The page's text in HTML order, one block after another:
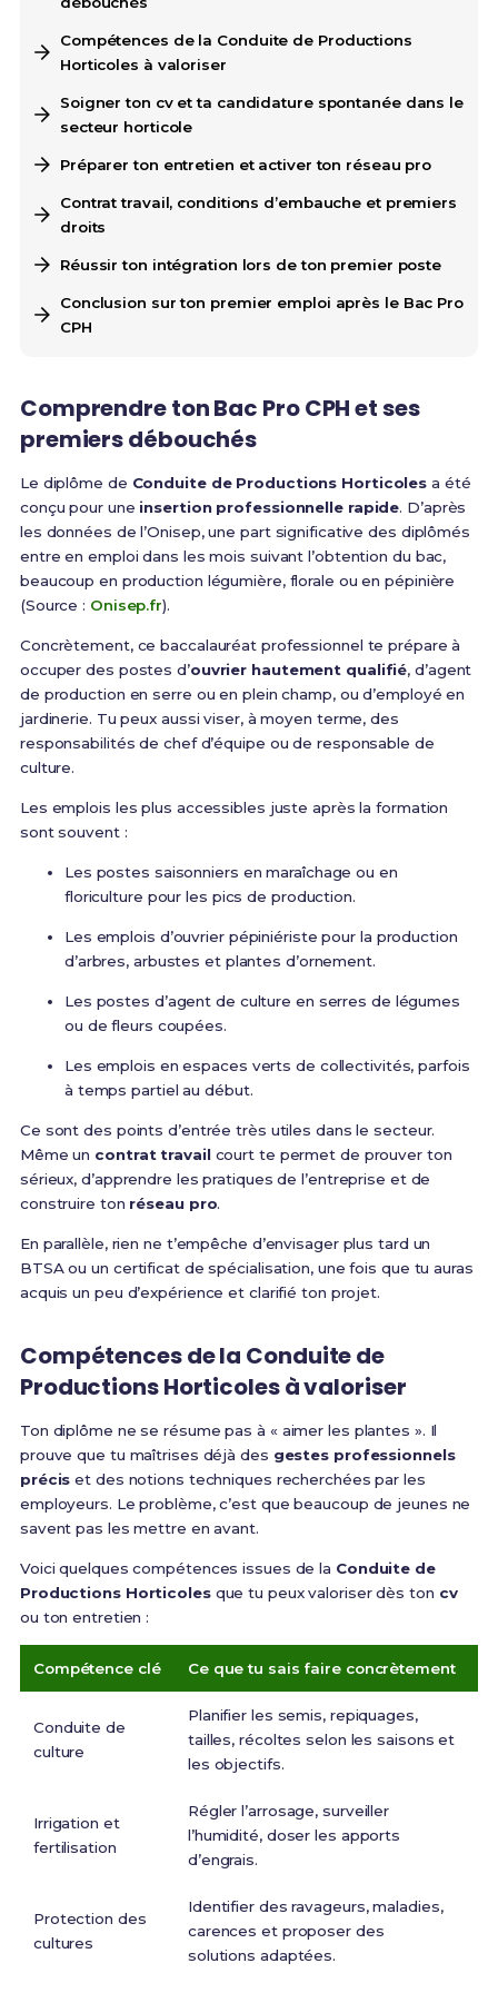
Compétences de la Conduite de Productions
Horticoles à valoriser
Soigner ton cv et ta candidature spontanée dans le
secteur horticole
Préparer ton entretien et activer ton réseau pro
Contrat travail, conditions d’embauche et premiers
droits
Réussir ton intégration lors de ton premier poste
Conclusion sur ton premier emploi après le Bac Pro
CPH
Comprendre ton Bac Pro CPH et ses
premiers débouchés
Le diplôme de Conduite de Productions Horticoles a été
conçu pour une insertion professionnelle rapide. D’après
les données de l’Onisep, une part significative des diplômés
entre en emploi dans les mois suivant l’obtention du bac,
beaucoup en production légumière, florale ou en pépinière
(Source : Onisep.fr).
Concrètement, ce baccalauréat professionnel te prépare à
occuper des postes d’ouvrier hautement qualifié, d’agent
de production en serre ou en plein champ, ou d’employé en
jardinerie. Tu peux aussi viser, à moyen terme, des
responsabilités de chef d’équipe ou de responsable de
culture.
Les emplois les plus accessibles juste après la formation
sont souvent :
Les postes saisonniers en maraîchage ou en
floriculture pour les pics de production.
Les emplois d’ouvrier pépiniériste pour la production
d’arbres, arbustes et plantes d’ornement.
Les postes d’agent de culture en serres de légumes
ou de fleurs coupées.
Les emplois en espaces verts de collectivités, parfois
à temps partiel au début.
Ce sont des points d’entrée très utiles dans le secteur.
Même un contrat travailcourt te permet de prouver ton
sérieux, d’apprendre les pratiques de l’entreprise et de
construire ton réseau pro.
En parallèle, rien ne t’empêche d’envisager plus tard un
BTSA ou un certificat de spécialisation, une fois que tu auras
acquis un peu d’expérience et clarifié ton projet.
Compétences de la Conduite de
Productions Horticoles à valoriser
Ton diplôme ne se résume pas à « aimer les plantes ». Il
prouve que tu maîtrises déjà des gestes professionnels
précis et des notions techniques recherchées par les
employeurs. Le problème, c’est que beaucoup de jeunes ne
savent pas les mettre en avant.
Voici quelques compétences issues de la Conduite de
Productions Horticolesque tu peux valoriser dès ton cv
ou ton entretien :
Compétence clé Ce que tu sais faire concrètement
Conduite de
culture
Planifier les semis, repiquages,
tailles, récoltes selon les saisons et
les objectifs.
Irrigation et
fertilisation
Régler l’arrosage, surveiller
l’humidité, doser les apports
d’engrais.
Protection des
cultures
Identifier des ravageurs, maladies,
carences et proposer des
solutions adaptées.